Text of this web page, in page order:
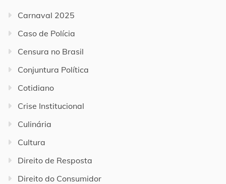
Carnaval 2025
Caso de Polícia
Censura no Brasil
Conjuntura Política
Cotidiano
Crise Institucional
Culinária
Cultura
Direito de Resposta
Direito do Consumidor